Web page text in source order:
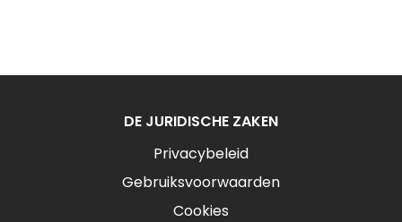
DE JURIDISCHE ZAKEN
Privacybeleid
Gebruiksvoorwaarden
Cookies